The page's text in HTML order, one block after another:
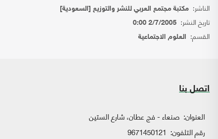
الناشر: مكتبة مجتمع العربي للنشر والتوزيع [السعودية]
تاريخ النشر: 2/7/2005 0:00
القسم: العلوم الاجتماعية
اتصل بنا
العنوان: صنعاء - فج عطان، شارع الستين
رقم التلفون: 9671450121